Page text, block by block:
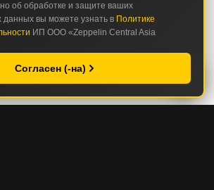
об обработке и защите ваших
данных вы можете узнать в Политике
ИП ООО «Zeppelin Central Asia
Согласен (-на)